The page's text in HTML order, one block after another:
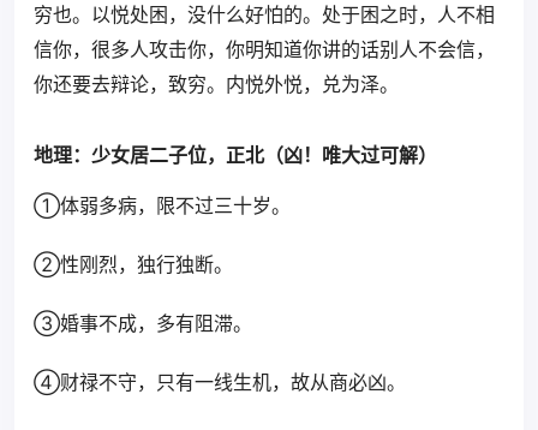
穷也。以悦处困，没什么好怕的。处于困之时，人不相
信你，很多人攻击你，你明知道你讲的话别人不会信，
你还要去辩论，致穷。内悦外悦，兑为泽。
地理：少女居二子位，正北（凶！唯大过可解）
①体弱多病，限不过三十岁。
②性刚烈，独行独断。
③婚事不成，多有阻滞。
④财禄不守，只有一线生机，故从商必凶。